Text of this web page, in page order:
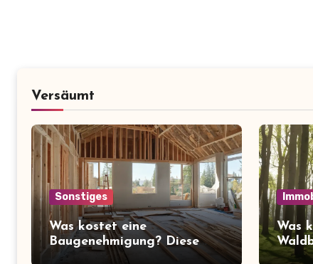
Versäumt
Sonstiges
Was kostet eine
Baugenehmigung? Diese
Preise müssen Sie kennen!
Was